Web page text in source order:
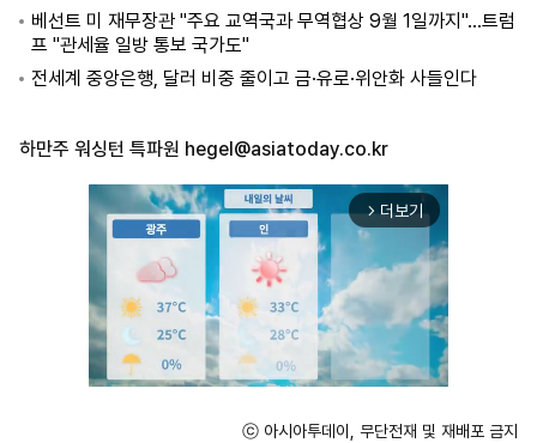
베선트 미 재무장관 "주요 교역국과 무역협상 9월 1일까지"...트럼
프 "관세율 일방 통보 국가도"
전세계 중앙은행, 달러 비중 줄이고 금·유로·위안화 사들인다
하만주 워싱턴 특파원 hegel@asiatoday.co.kr
arrow_forward_ios 더보기
ⓒ 아시아투데이, 무단전재 및 재배포 금지